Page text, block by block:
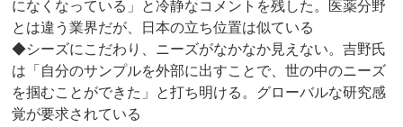
になくなっている」と冷静なコメントを残した。医薬分野
とは違う業界だが、日本の立ち位置は似ている
◆シーズにこだわり、ニーズがなかなか見えない。吉野氏
は「自分のサンプルを外部に出すことで、世の中のニーズ
を掴むことができた」と打ち明ける。グローバルな研究感
覚が要求されている